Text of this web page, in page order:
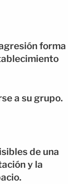
forma
a su grupo.
de una
y la